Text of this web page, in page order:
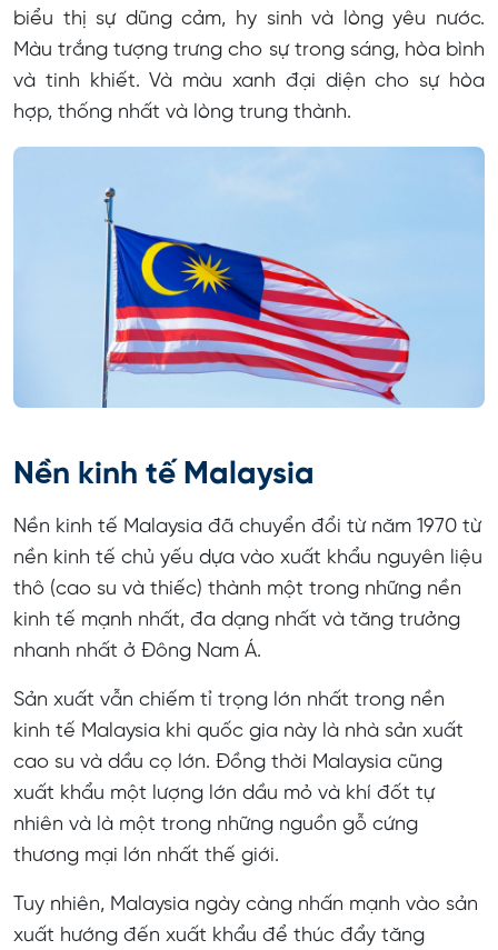
biểu thị sự dũng cảm, hy sinh và lòng yêu nước.
Màu trắng tượng trưng cho sự trong sáng, hòa bình
và tinh khiết. Và màu xanh đại diện cho sự hòa
hợp, thống nhất và lòng trung thành.
Nền kinh tế Malaysia
Nền kinh tế Malaysia đã chuyển đổi từ năm 1970 từ
nền kinh tế chủ yếu dựa vào xuất khẩu nguyên liệu
thô (cao su và thiếc) thành một trong những nền
kinh tế mạnh nhất, đa dạng nhất và tăng trưởng
nhanh nhất ở Đông Nam Á.
Sản xuất vẫn chiếm tỉ trọng lớn nhất trong nền
kinh tế Malaysia khi quốc gia này là nhà sản xuất
cao su và dầu cọ lớn. Đồng thời Malaysia cũng
xuất khẩu một lượng lớn dầu mỏ và khí đốt tự
nhiên và là một trong những nguồn gỗ cứng
thương mại lớn nhất thế giới.
Tuy nhiên, Malaysia ngày càng nhấn mạnh vào sản
xuất hướng đến xuất khẩu để thúc đẩy tăng